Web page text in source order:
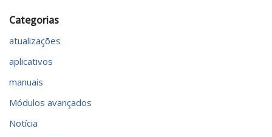
Categorias
atualizações
aplicativos
manuais
Módulos avançados
Notícia